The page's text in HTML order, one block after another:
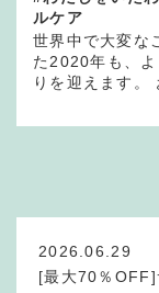
ルケア
世界中で大変な
た2020年も、
りを迎えます。
2026.06.29
[最大70％OFF]